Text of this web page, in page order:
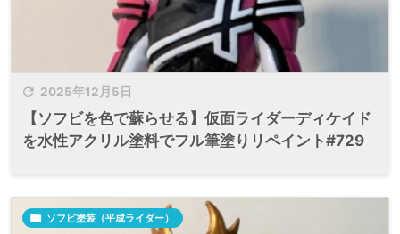
 2025年12月5日
【ソフビを色で蘇らせる】仮面ライダーディケイド
を水性アクリル塗料でフル筆塗りリペイント#729
 ソフビ塗装（平成ライダー）